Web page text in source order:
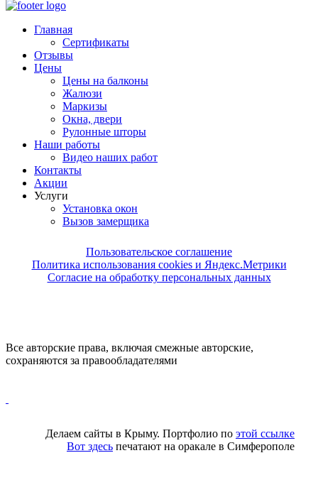
Главная
Сертификаты
Отзывы
Цены
Цены на балконы
Жалюзи
Маркизы
Окна, двери
Рулонные шторы
Наши работы
Видео наших работ
Контакты
Акции
Услуги
Установка окон
Вызов замерщика
Пользовательское соглашение
Политика использования cookies и Яндекс.Метрики
Согласие на обработку персональных данных
Все авторские права, включая смежные авторские,
сохраняются за правообладателями
Делаем сайты в Крыму. Портфолио по этой ссылке
Вот здесь печатают на оракале в Симферополе